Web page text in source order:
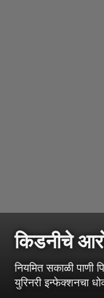
किडनीचे
नियमित सकाळी पाणी
युरिनरी इन्फेक्शनचा